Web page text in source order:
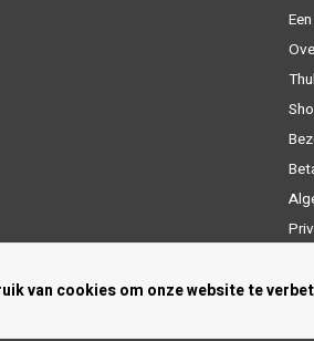
van cookies om onze website te